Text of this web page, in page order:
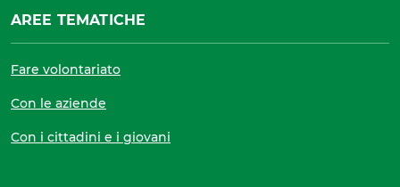
AREE TEMATICHE
Fare volontariato
Con le aziende
Con i cittadini e i giovani